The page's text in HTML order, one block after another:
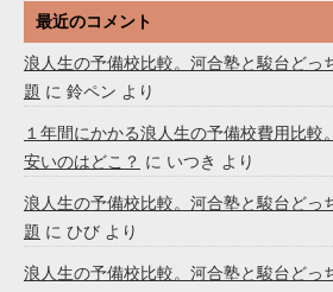
最近のコメント
浪人生の予備校比較。河合塾と駿台どっ
題 に 鈴ペン より
１年間にかかる浪人生の予備校費用比較
安いのはどこ？ に いつき より
浪人生の予備校比較。河合塾と駿台どっ
題 に ひび より
浪人生の予備校比較。河合塾と駿台どっ